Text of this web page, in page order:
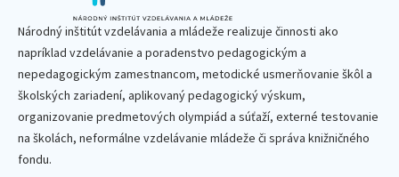
Národný inštitút vzdelávania a mládeže realizuje činnosti ako
napríklad vzdelávanie a poradenstvo pedagogickým a
nepedagogickým zamestnancom, metodické usmerňovanie škôl a
školských zariadení, aplikovaný pedagogický výskum,
organizovanie predmetových olympiád a súťaží, externé testovanie
na školách, neformálne vzdelávanie mládeže či správa knižničného
fondu.